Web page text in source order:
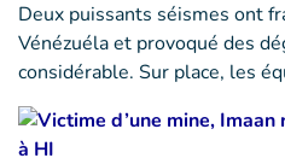
Deux puissants séismes ont
Vénézuéla et provoqué des
considérable. Sur place, les